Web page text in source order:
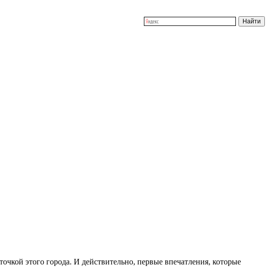
этого города. И действительно, первые впечатления, которые